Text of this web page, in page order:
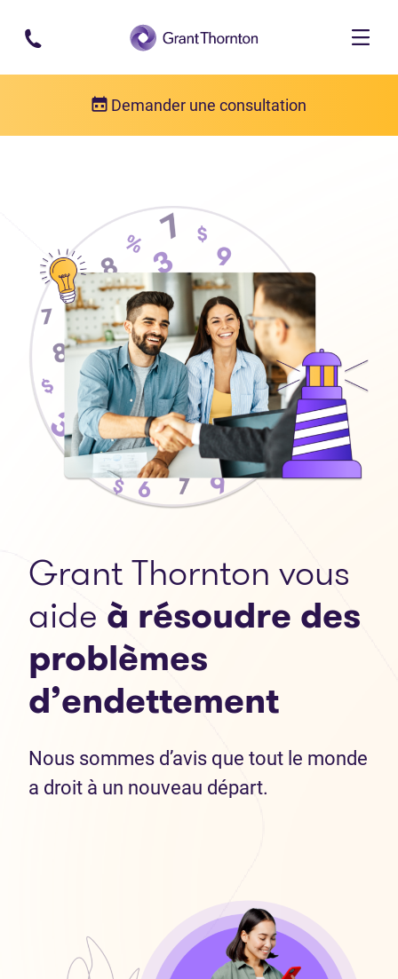
Passer au contenu principal
Demander une consultation
Grant Thornton vous
aide à résoudre des
problèmes
d’endettement
Nous sommes d’avis que tout le monde
a droit à un nouveau départ.